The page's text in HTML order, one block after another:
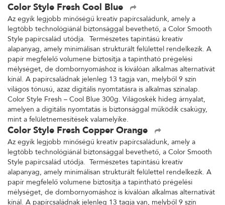
Color Style Fresh Cool Blue
Az egyik legjobb minőségű kreatív papírcsaládunk, amely a
legtöbb technológiánál biztonsággal bevethető, a Color Smooth
Style papírcsalád utódja. Természetes tapintású kreatív
alapanyag, amely minimálisan strukturált felülettel rendelkezik. A
papír megfelelő volumene biztosítja a tapintható prégelési
mélységet, de dombornyomáshoz is kiválóan alkalmas alternatívát
kínál. A papírcsaládnak jelenleg 13 tagja van, melyből 9 szín
világos tónusú, azaz digitális nyomtatásra is alkalmas színalap.
Color Style Fresh – Cool Blue 300g. Világoskék hideg árnyalat,
amelyen a digitális nyomtatás is biztonsággal működik csakúgy,
mint a felületnemesítések valamelyike.
Color Style Fresh Copper Orange
Az egyik legjobb minőségű kreatív papírcsaládunk, amely a
legtöbb technológiánál biztonsággal bevethető, a Color Smooth
Style papírcsalád utódja. Természetes tapintású kreatív
alapanyag, amely minimálisan strukturált felülettel rendelkezik. A
papír megfelelő volumene biztosítja a tapintható prégelési
mélységet, de dombornyomáshoz is kiválóan alkalmas alternatívát
kínál. A papírcsaládnak jelenleg 13 tagja van, melyből 9 szín